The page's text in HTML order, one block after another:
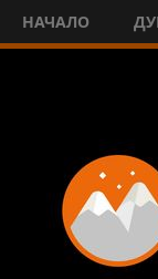
НАЧАЛО